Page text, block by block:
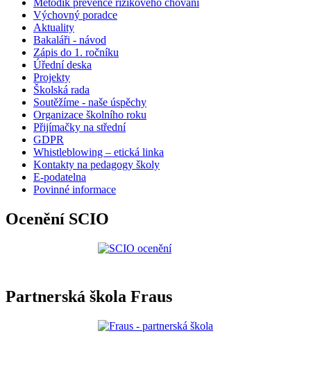
Metodik prevence rizikového chování
Výchovný poradce
Aktuality
Bakaláři - návod
Zápis do 1. ročníku
Úřední deska
Projekty
Školská rada
Soutěžíme - naše úspěchy
Organizace školního roku
Přijímačky na střední
GDPR
Whistleblowing – etická linka
Kontakty na pedagogy školy
E-podatelna
Povinné informace
Ocenění SCIO
Partnerská škola Fraus